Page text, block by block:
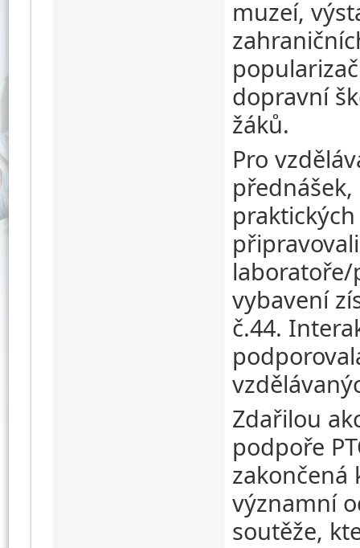
muzeí,
dopravní
žáků.
Pro
laboratoře/
vybavení
č.44.
Zdařilou
podpoře
zakončená
významní
soutěže,